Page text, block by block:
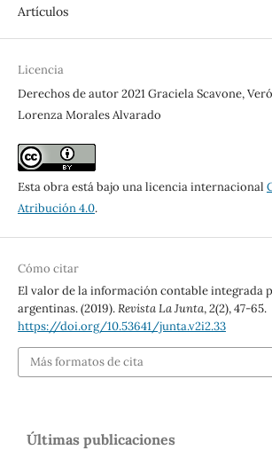
Artículos
Licencia
Derechos de autor 2021 Graciela Scavone,
Lorenza Morales Alvarado
Esta obra está bajo una licencia internacional
Atribución 4.0.
Cómo citar
El valor de la información contable integrada
argentinas. (2019).Revista La Junta,2(2), 47-65.
https://doi.org/10.53641/junta.v2i2.33
Más formatos de cita
Últimas publicaciones